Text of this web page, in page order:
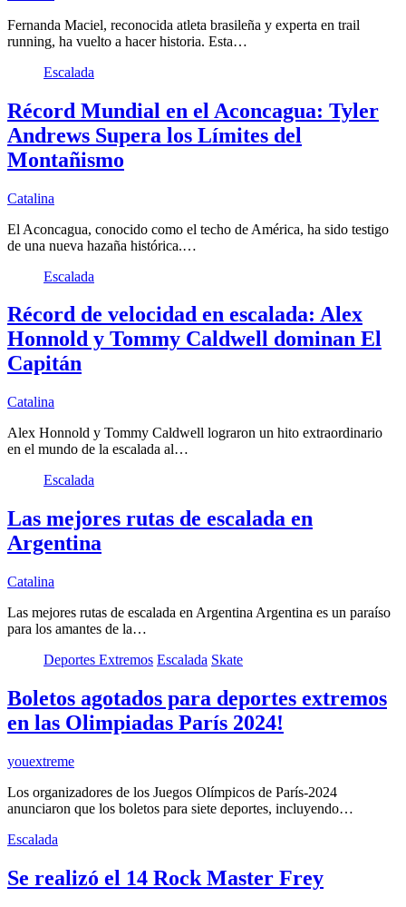
Fernanda Maciel, reconocida atleta brasileña y experta en trail
running, ha vuelto a hacer historia. Esta…
Escalada
Récord Mundial en el Aconcagua: Tyler
Andrews Supera los Límites del
Montañismo
Catalina
El Aconcagua, conocido como el techo de América, ha sido testigo
de una nueva hazaña histórica.…
Escalada
Récord de velocidad en escalada: Alex
Honnold y Tommy Caldwell dominan El
Capitán
Catalina
Alex Honnold y Tommy Caldwell lograron un hito extraordinario
en el mundo de la escalada al…
Escalada
Las mejores rutas de escalada en
Argentina
Catalina
Las mejores rutas de escalada en Argentina Argentina es un paraíso
para los amantes de la…
Deportes Extremos Escalada Skate
Boletos agotados para deportes extremos
en las Olimpiadas París 2024!
youextreme
Los organizadores de los Juegos Olímpicos de París-2024
anunciaron que los boletos para siete deportes, incluyendo…
Escalada
Se realizó el 14 Rock Master Frey